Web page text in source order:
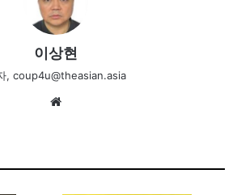
이상현
, coup4u@theasian.asia